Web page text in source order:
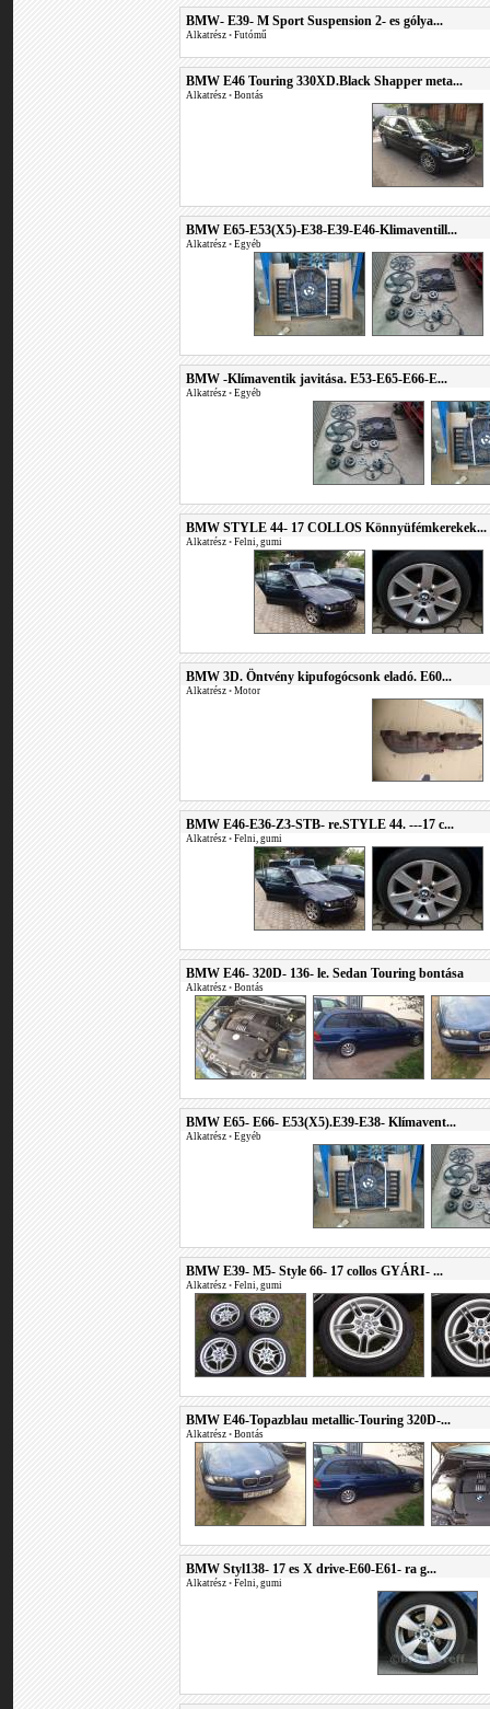
BMW- E39- M Sport Suspension 2- es gólya...
Alkatrész • Futómű
BMW E46 Touring 330XD.Black Shapper meta...
Alkatrész • Bontás
BMW E65-E53(X5)-E38-E39-E46-Klimaventill...
Alkatrész • Egyéb
BMW -Klímaventik javitása. E53-E65-E66-E...
Alkatrész • Egyéb
BMW STYLE 44- 17 COLLOS Könnyüfémkerekek...
Alkatrész • Felni, gumi
BMW 3D. Öntvény kipufogócsonk eladó. E60...
Alkatrész • Motor
BMW E46-E36-Z3-STB- re.STYLE 44. ---17 c...
Alkatrész • Felni, gumi
BMW E46- 320D- 136- le. Sedan Touring bontása
Alkatrész • Bontás
BMW E65- E66- E53(X5).E39-E38- Klímavent...
Alkatrész • Egyéb
BMW E39- M5- Style 66- 17 collos GYÁRI- ...
Alkatrész • Felni, gumi
BMW E46-Topazblau metallic-Touring 320D-...
Alkatrész • Bontás
BMW Styl138- 17 es X drive-E60-E61- ra g...
Alkatrész • Felni, gumi